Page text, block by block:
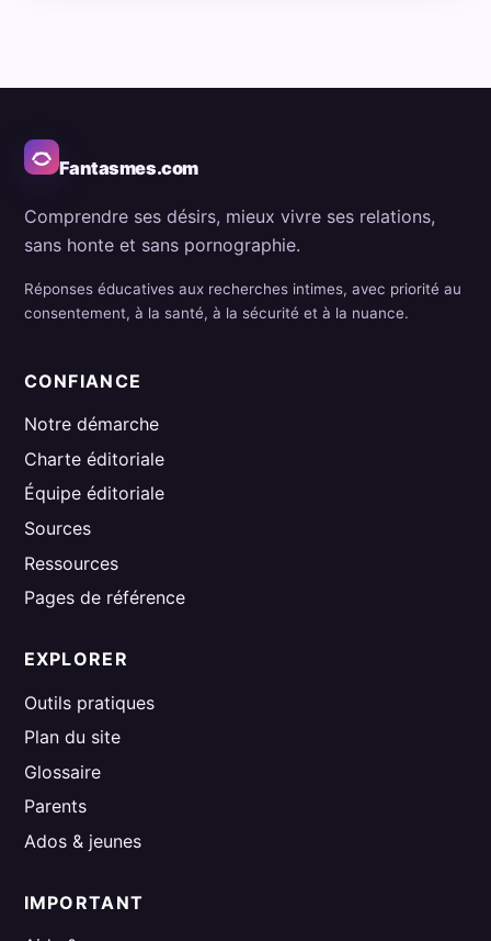
Fantasmes.com
Comprendre ses désirs, mieux vivre ses relations,
sans honte et sans pornographie.
Réponses éducatives aux recherches intimes, avec priorité au
consentement, à la santé, à la sécurité et à la nuance.
CONFIANCE
Notre démarche
Charte éditoriale
Équipe éditoriale
Sources
Ressources
Pages de référence
EXPLORER
Outils pratiques
Plan du site
Glossaire
Parents
Ados & jeunes
IMPORTANT